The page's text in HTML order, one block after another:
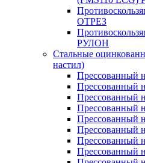
ОТРЕЗ
РУЛОН
Стальные
настил)
Прессованный
Прессованный
Прессованный
Прессованный
Прессованный
Прессованный
Прессованный
Прессованный